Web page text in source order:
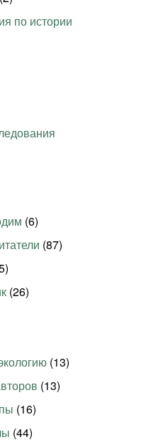
по истории
(6)
(87)
(26)
(13)
(13)
(16)
(44)